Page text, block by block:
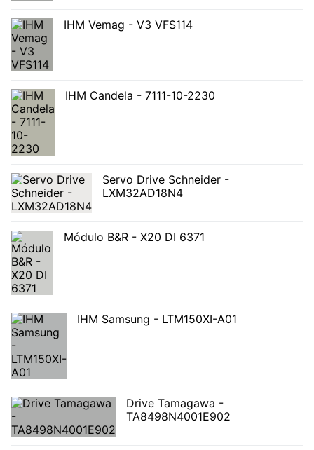
IHM Vemag - V3 VFS114
IHM Candela - 7111-10-2230
Servo Drive Schneider -
LXM32AD18N4
Módulo B&R - X20 DI 6371
IHM Samsung - LTM150XI-A01
Drive Tamagawa -
TA8498N4001E902